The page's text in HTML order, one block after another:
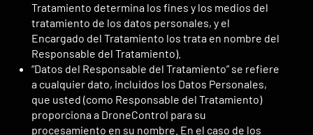
Tratamiento determina los fines y los medios del
tratamiento de los datos personales, y el
Encargado del Tratamiento los trata en nombre del
Responsable del Tratamiento).
“Datos del Responsable del Tratamiento” se refiere
a cualquier dato, incluidos los Datos Personales,
que usted (como Responsable del Tratamiento)
proporciona a DroneControl para su
procesamiento en su nombre. En el caso de los